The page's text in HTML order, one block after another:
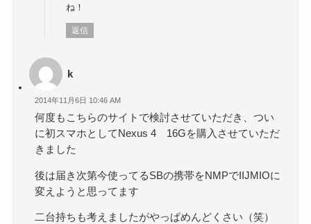
ね！
返信
k
2014年11月6日 10:46 AM
何度もこちらのサイトで検討させていただき、つい
に初スマホとしてNexus 4 16Gを購入させていただ
きました
後は届き次第今使ってるSBの携帯をNMPでIIJMIOに
変えようと思ってます
二台持ちも考えましたがやっぱめんどくさい（笑）